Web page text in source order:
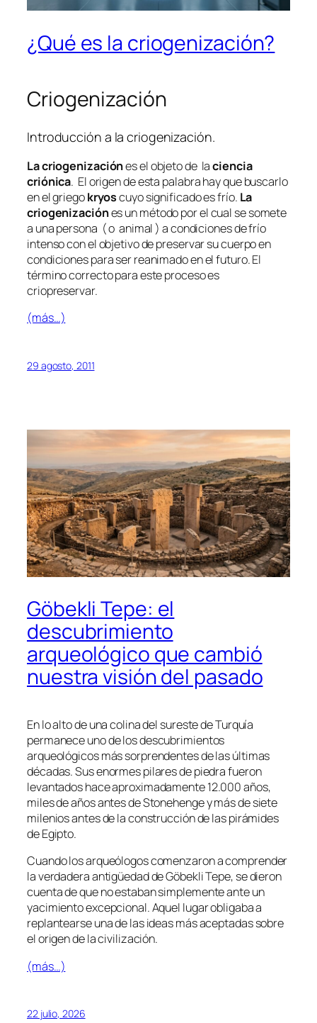
¿Qué es la criogenización?
Criogenización
Introducción a la criogenización.
La criogenizaciónes el objeto de laciencia
criónica. El origen de esta palabra hay que buscarlo
en el griegokryoscuyo significado es frío. La
criogenizaciónes un método por el cual se somete
a una persona ( o animal ) a condiciones de frío
intenso con el objetivo de preservar su cuerpo en
condiciones para ser reanimado en el futuro. El
término correcto para este proceso es
criopreservar.
(más…)
29 agosto, 2011
Göbekli Tepe: el
descubrimiento
arqueológico que cambió
nuestra visión del pasado
En lo alto de una colina del sureste de Turquía
permanece uno de los descubrimientos
arqueológicos más sorprendentes de las últimas
décadas. Sus enormes pilares de piedra fueron
levantados hace aproximadamente 12.000 años,
miles de años antes de Stonehenge y más de siete
milenios antes de la construcción de las pirámides
de Egipto.
Cuando los arqueólogos comenzaron a comprender
la verdadera antigüedad de Göbekli Tepe, se dieron
cuenta de que no estaban simplemente ante un
yacimiento excepcional. Aquel lugar obligaba a
replantearse una de las ideas más aceptadas sobre
el origen de la civilización.
(más…)
22 julio, 2026